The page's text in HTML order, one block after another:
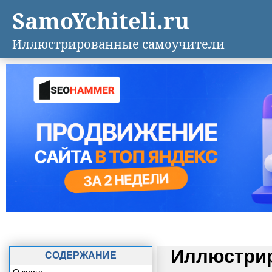
СОДЕРЖАНИЕ
SamoYchiteli.ru
Иллюстрированные самоучители